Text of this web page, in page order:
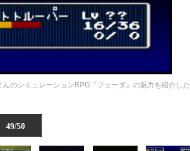
のシミュレーションRPG『フェーダ』の魅力を紹介した
49/50